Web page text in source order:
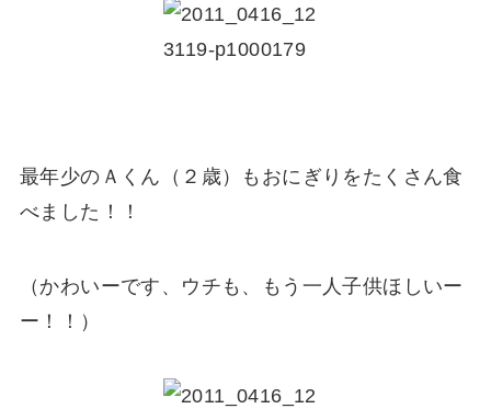
最年少のＡくん（２歳）もおにぎりをたくさん食
べました！！
（かわいーです、ウチも、もう一人子供ほしいー
ー！！）